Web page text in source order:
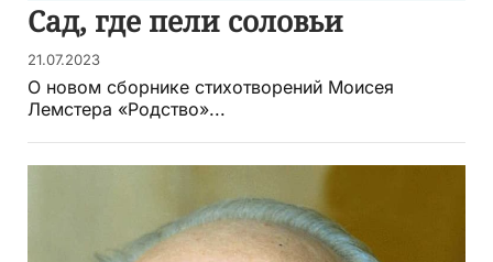
Сад, где пели соловьи
21.07.2023
О новом сборнике стихотворений Моисея
Лемстера «Родство»...